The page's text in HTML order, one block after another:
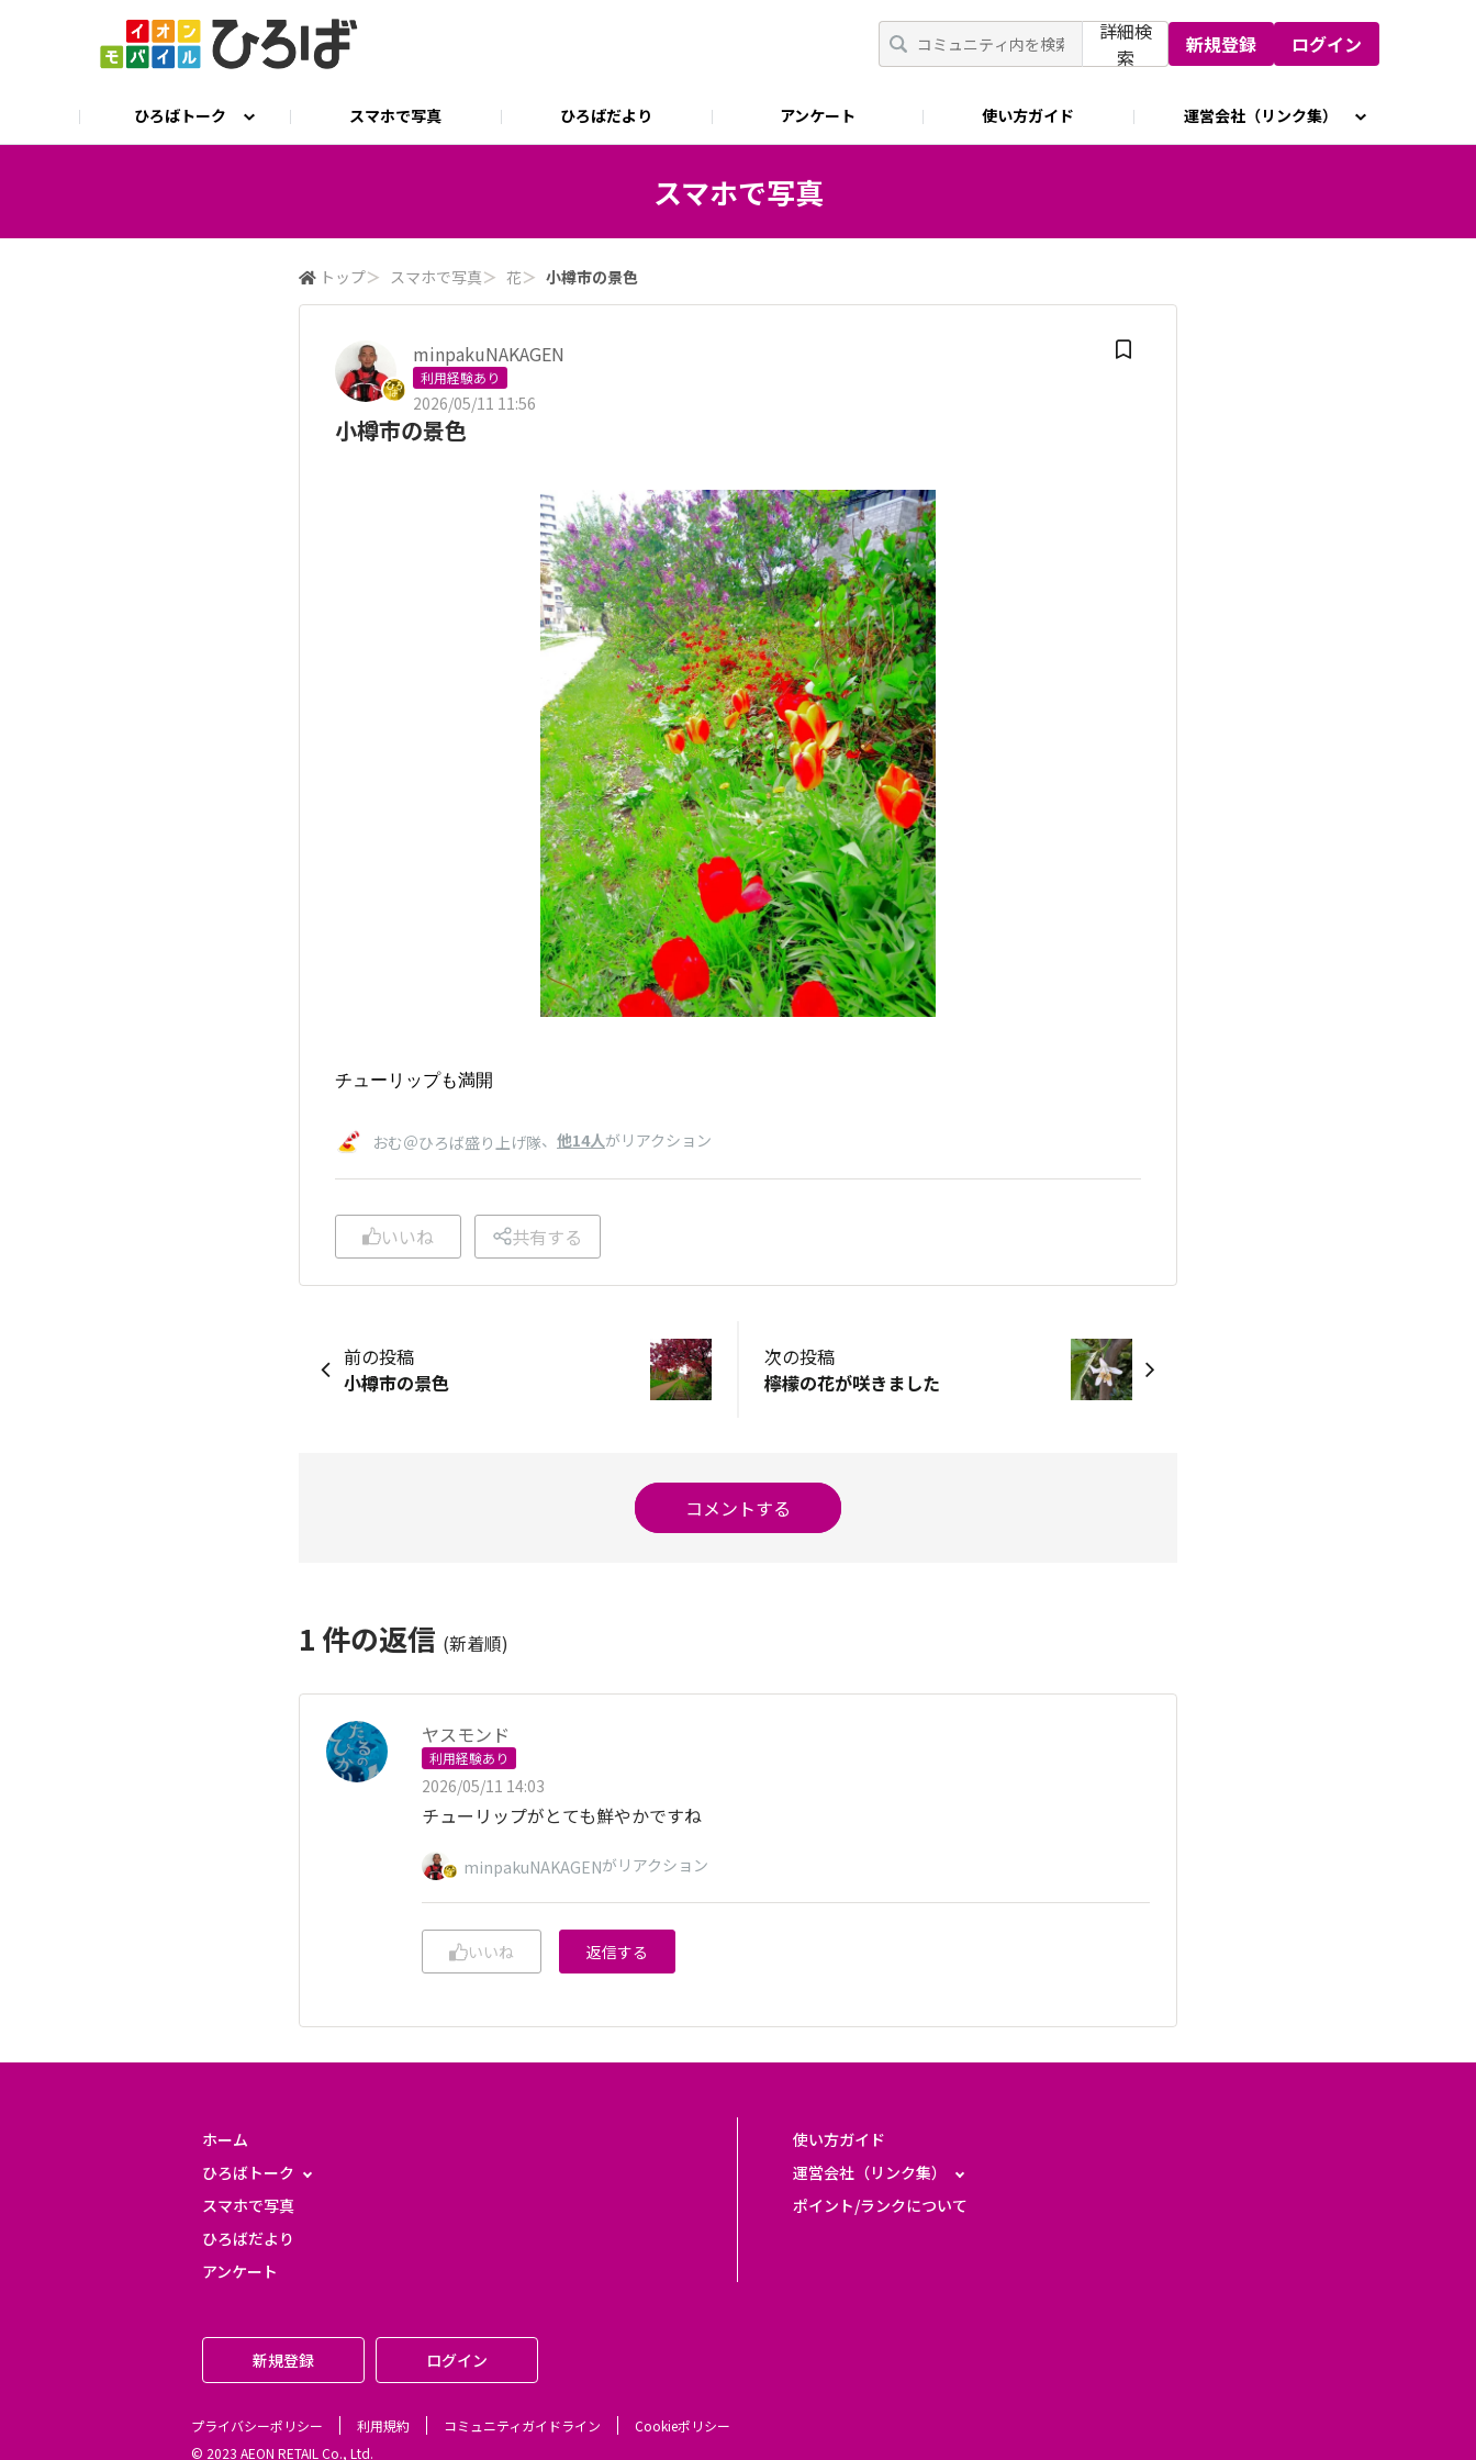
詳細検
索
新規登録 ログイン
ひろばトーク スマホで写真 ひろばだより アンケート 使い方ガイド 運営会社（リンク集）
スマホで写真
トップ＞ スマホで写真＞ 花＞ 小樽市の景色
minpakuNAKAGEN
利用経験あり
2026/05/11 11:56
小樽市の景色
チューリップも満開
おむ＠ひろば盛り上げ隊、 他14人がリアクション
いいね 共有する
前の投稿
小樽市の景色
次の投稿
檸檬の花が咲きました
コメントする
1 件の返信 (新着順)
ヤスモンド
利用経験あり
2026/05/11 14:03
チューリップがとても鮮やかですね
minpakuNAKAGENがリアクション
いいね 返信する
ホーム
ひろばトーク
スマホで写真
ひろばだより
アンケート
使い方ガイド
運営会社（リンク集）
ポイント/ランクについて
新規登録 ログイン
プライバシーポリシー 利用規約 コミュニティガイドライン
Cookieポリシー
© 2023 AEON RETAIL Co., Ltd.